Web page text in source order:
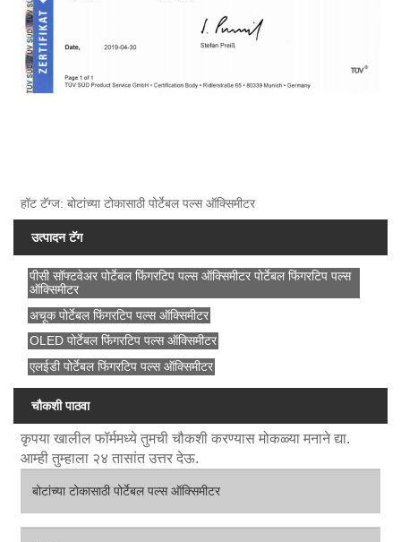
हॉट टॅग्ज: बोटांच्या टोकासाठी पोर्टेबल पल्स ऑक्सिमीटर
उत्पादन टॅग
पीसी सॉफ्टवेअर पोर्टेबल फिंगरटिप पल्स ऑक्सिमीटर पोर्टेबल फिंगरटिप पल्स
ऑक्सिमीटर
अचूक पोर्टेबल फिंगरटिप पल्स ऑक्सिमीटर
OLED पोर्टेबल फिंगरटिप पल्स ऑक्सिमीटर
एलईडी पोर्टेबल फिंगरटिप पल्स ऑक्सिमीटर
चौकशी पाठवा
कृपया खालील फॉर्ममध्ये तुमची चौकशी करण्यास मोकळ्या मनाने द्या.
आम्ही तुम्हाला २४ तासांत उत्तर देऊ.